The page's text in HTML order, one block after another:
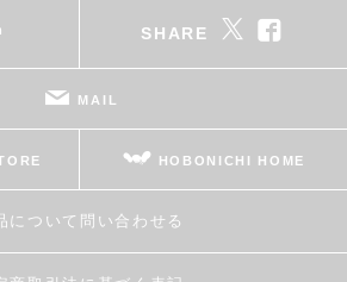
SHARE
MAIL
HOBONICHI HOME
について問い合わせる